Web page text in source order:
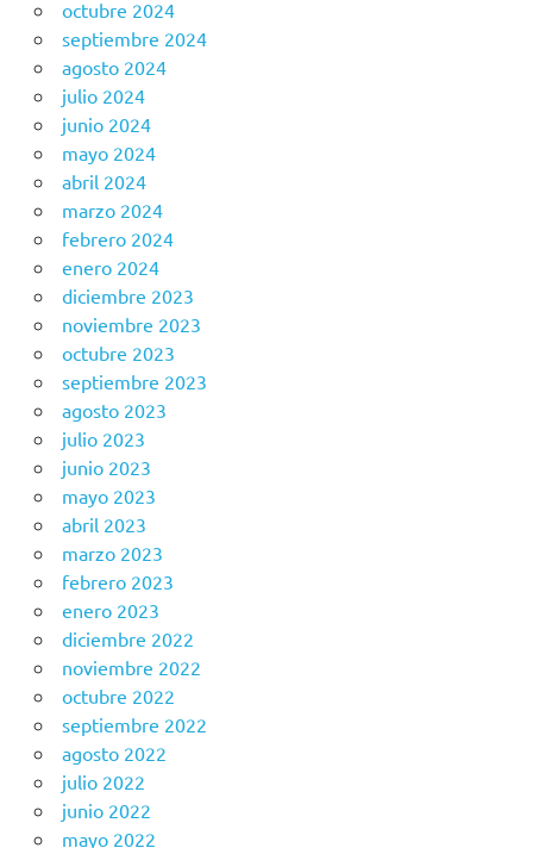
octubre 2024
septiembre 2024
agosto 2024
julio 2024
junio 2024
mayo 2024
abril 2024
marzo 2024
febrero 2024
enero 2024
diciembre 2023
noviembre 2023
octubre 2023
septiembre 2023
agosto 2023
julio 2023
junio 2023
mayo 2023
abril 2023
marzo 2023
febrero 2023
enero 2023
diciembre 2022
noviembre 2022
octubre 2022
septiembre 2022
agosto 2022
julio 2022
junio 2022
mayo 2022